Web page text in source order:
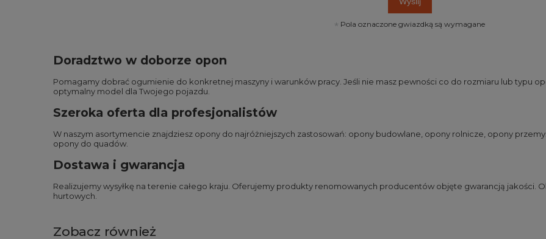
Pola oznaczone gwiazdką są wymagane
Doradztwo w doborze opon
Pomagamy dobrać ogumienie do konkretnej maszyny i warunków pracy. Jeśli nie masz pewności co do rozmiaru lub typu
optymalny model dla Twojego pojazdu.
Szeroka oferta dla profesjonalistów
W naszym asortymencie znajdziesz opony do najróżniejszych zastosowań: opony budowlane opony rolnicze opony
opony do quadów
Dostawa i gwarancja
Realizujemy wysyłkę na terenie całego kraju. Oferujemy produkty renomowanych producentów objęte gwarancją jakości.
hurtowych.
Zobacz również